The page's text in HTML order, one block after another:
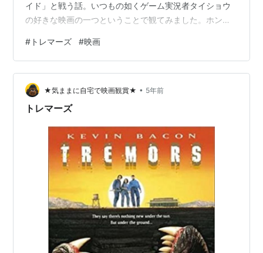
イド」と戦う話。いつもの如くゲーム実況者タイショウ
の好きな映画の一つということで観てみました。ホン
ｗ。タイショウが好きだと言っていたガンマニア夫婦の
家で武器がたくさん揃ってるシーンも出てきて「あー、
これのことか!」ってなった。確かにああいうのはテンシ
ョン上がる。 最初は「よく観そうなレトロなB級パニッ
ク映画かな」って感じだったけど、町民で集まってグラ
# トレマーズ #映画
★気ままに自宅で映画観賞★ • 5年前
トレマーズ